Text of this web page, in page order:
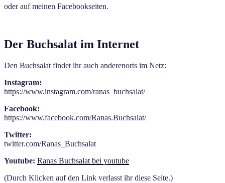
oder auf meinen Facebookseiten.
Der Buchsalat im Internet
Den Buchsalat findet ihr auch anderenorts im Netz:
Instagram:
https://www.instagram.com/ranas_buchsalat/
Facebook:
https://www.facebook.com/Ranas.Buchsalat/
Twitter:
twitter.com/Ranas_Buchsalat
Youtube: Ranas Buchsalat bei youtube
(Durch Klicken auf den Link verlasst ihr diese Seite.)